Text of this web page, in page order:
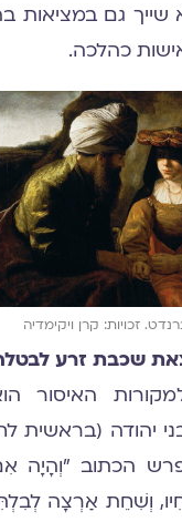
שייך גם במציאות
אישות כהלכה.
זכויות: קרן ויקימדיה
שכבת זרע
האיסור
יהודה (בראשית
הכתוב "וְהָיָה
וְשִׁחֵת אַרְצָה